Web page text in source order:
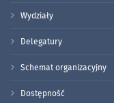
Wydziały
Delegatury
Schemat organizacyjny
Dostępność